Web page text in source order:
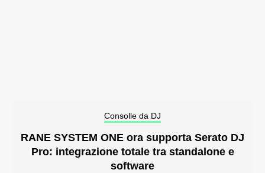
Consolle da DJ
RANE SYSTEM ONE ora supporta Serato DJ
Pro: integrazione totale tra standalone e
software